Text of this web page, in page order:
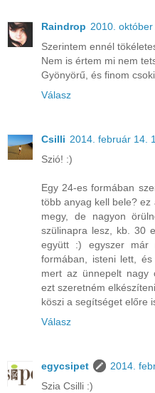
Raindrop 2010.
Szerintem ennél
Nem is értem mi nem
Gyönyörű, és finom
Válasz
Csilli 2014. február 14.
Szió! :)
Egy 24-es formában
több anyag kell bele?
megy, de nagyon
szülinapra lesz, kb. 30
együtt :) egyszer már
formában, isteni lett,
mert az ünnepelt nagy
ezt szeretném
köszi a segítséget előre
Válasz
egycsipet
2014.
Szia Csilli :)